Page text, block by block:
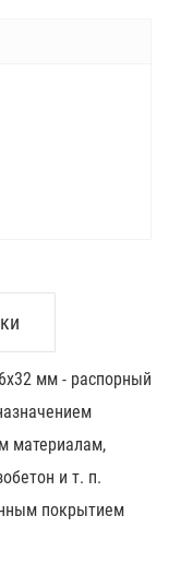
мм - распорный
материалам,
и т. п.
покрытием